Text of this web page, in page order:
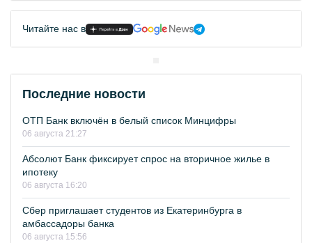
Читайте нас в
Последние новости
ОТП Банк включён в белый список Минцифры
06 августа 21:27
Абсолют Банк фиксирует спрос на вторичное жилье в
ипотеку
06 августа 16:20
Сбер приглашает студентов из Екатеринбурга в
амбассадоры банка
06 августа 15:56